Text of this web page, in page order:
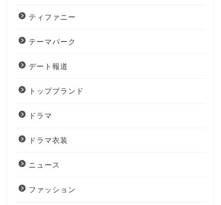
ティファニー
テーマパーク
デート報道
トップブランド
ドラマ
ドラマ衣装
ニュース
ファッション